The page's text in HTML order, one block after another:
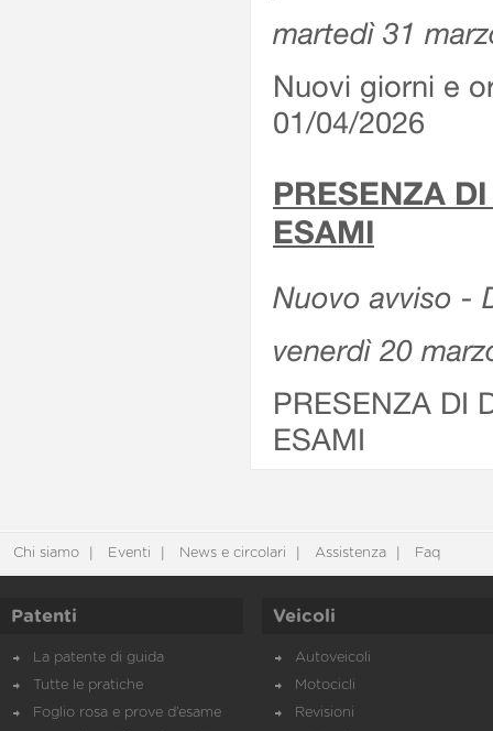
martedì 31
Nuovi giorni e
01/04/2026
PRESENZA
ESAMI
Nuovo avviso -
venerdì 20
PRESENZA DI
ESAMI
Chi siamo Eventi News e circolari Assistenza Faq
Patenti
La patente di guida
Tutte le pratiche
Foglio rosa e prove d’esame
Veicoli
Autoveicoli
Motocicli
Revisioni